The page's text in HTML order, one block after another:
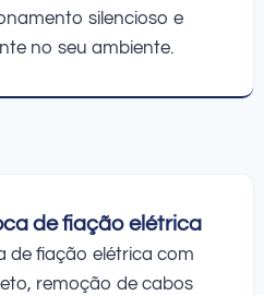
silencioso e
no seu ambiente.
de fiação elétrica
de fiação elétrica com
remoção de cabos